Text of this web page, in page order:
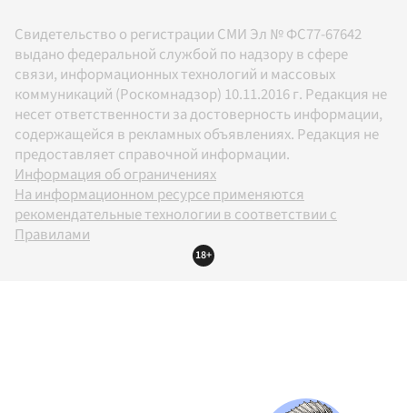
Свидетельство о регистрации СМИ Эл № ФС77-67642
выдано федеральной службой по надзору в сфере
связи, информационных технологий и массовых
коммуникаций (Роскомнадзор) 10.11.2016 г. Редакция не
несет ответственности за достоверность информации,
содержащейся в рекламных объявлениях. Редакция не
предоставляет справочной информации.
Информация об ограничениях
На информационном ресурсе применяются
рекомендательные технологии в соответствии с
Правилами
18+